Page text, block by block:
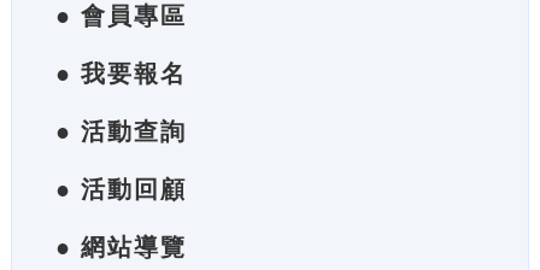
● 會員專區
● 我要報名
● 活動查詢
● 活動回顧
● 網站導覽